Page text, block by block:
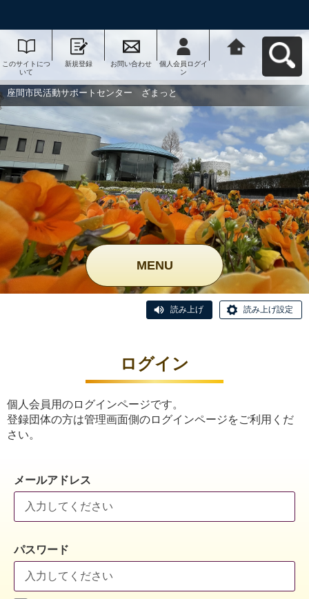
このサイトにつ
いて
新規登録 お問い合わせ
個人会員ログイ
ン
ー ざまっとへ
座間市民活動サポートセンター ざまっと
MENU
読み上げ 読み上げ設定
ログイン
個人会員用のログインページです。
登録団体の方は管理画面側のログインページをご利用くだ
さい。
メールアドレス
パスワード